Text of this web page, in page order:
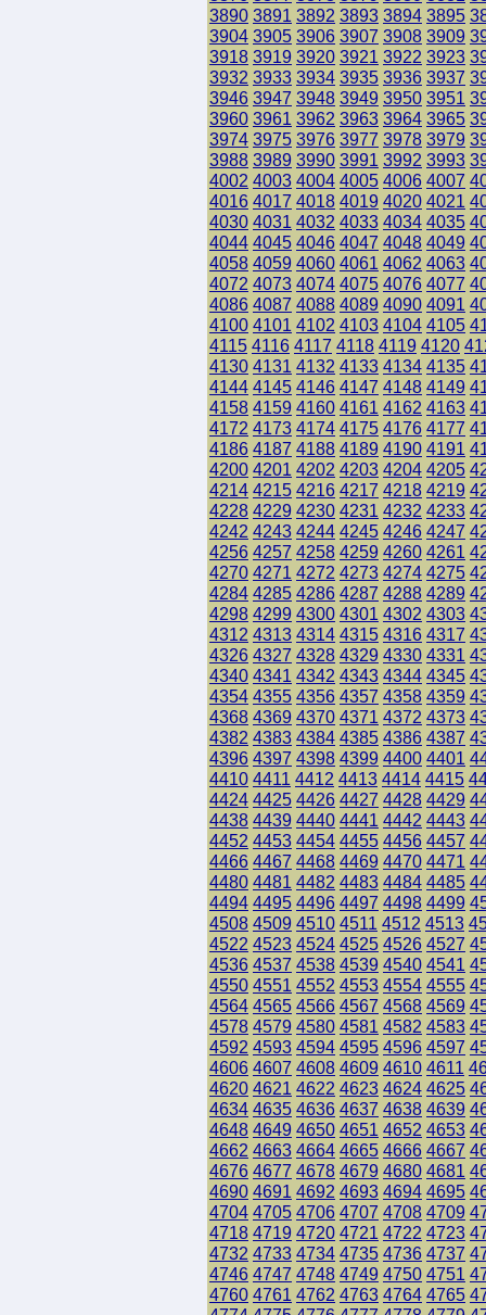
3890 3891 3892 3893 3894 3895
3904 3905 3906 3907 3908 3909
3918 3919 3920 3921 3922 3923
3932 3933 3934 3935 3936 3937
3946 3947 3948 3949 3950 3951
3960 3961 3962 3963 3964 3965
3974 3975 3976 3977 3978 3979
3988 3989 3990 3991 3992 3993
4002 4003 4004 4005 4006 4007
4016 4017 4018 4019 4020 4021
4030 4031 4032 4033 4034 4035
4044 4045 4046 4047 4048 4049
4058 4059 4060 4061 4062 4063
4072 4073 4074 4075 4076 4077
4086 4087 4088 4089 4090 4091
4100 4101 4102 4103 4104 4105
4115 4116 4117 4118 4119 4120
4130 4131 4132 4133 4134 4135
4144 4145 4146 4147 4148 4149
4158 4159 4160 4161 4162 4163
4172 4173 4174 4175 4176 4177
4186 4187 4188 4189 4190 4191
4200 4201 4202 4203 4204 4205
4214 4215 4216 4217 4218 4219
4228 4229 4230 4231 4232 4233
4242 4243 4244 4245 4246 4247
4256 4257 4258 4259 4260 4261
4270 4271 4272 4273 4274 4275
4284 4285 4286 4287 4288 4289
4298 4299 4300 4301 4302 4303
4312 4313 4314 4315 4316 4317
4326 4327 4328 4329 4330 4331
4340 4341 4342 4343 4344 4345
4354 4355 4356 4357 4358 4359
4368 4369 4370 4371 4372 4373
4382 4383 4384 4385 4386 4387
4396 4397 4398 4399 4400 4401
4410 4411 4412 4413 4414 4415
4424 4425 4426 4427 4428 4429
4438 4439 4440 4441 4442 4443
4452 4453 4454 4455 4456 4457
4466 4467 4468 4469 4470 4471
4480 4481 4482 4483 4484 4485
4494 4495 4496 4497 4498 4499
4508 4509 4510 4511 4512 4513
4522 4523 4524 4525 4526 4527
4536 4537 4538 4539 4540 4541
4550 4551 4552 4553 4554 4555
4564 4565 4566 4567 4568 4569
4578 4579 4580 4581 4582 4583
4592 4593 4594 4595 4596 4597
4606 4607 4608 4609 4610 4611
4620 4621 4622 4623 4624 4625
4634 4635 4636 4637 4638 4639
4648 4649 4650 4651 4652 4653
4662 4663 4664 4665 4666 4667
4676 4677 4678 4679 4680 4681
4690 4691 4692 4693 4694 4695
4704 4705 4706 4707 4708 4709
4718 4719 4720 4721 4722 4723
4732 4733 4734 4735 4736 4737
4746 4747 4748 4749 4750 4751
4760 4761 4762 4763 4764 4765